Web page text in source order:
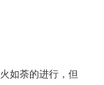
如荼的进行，但